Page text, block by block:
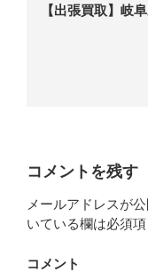
【出張買取】岐
コメントを残す
メールアドレスが
いている欄は必須
コメント